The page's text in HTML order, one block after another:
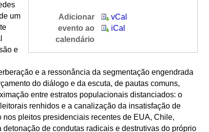
Adicionar
evento ao
calendário
vCal
iCal
um
e
e a ressonância da segmentação engendrada
do diálogo e da escuta, de pautas comuns,
entre estratos populacionais distanciados: o
renhidos e a canalização da insatisfação de
pleitos presidenciais recentes de EUA, Chile,
de condutas radicais e destrutivas do próprio